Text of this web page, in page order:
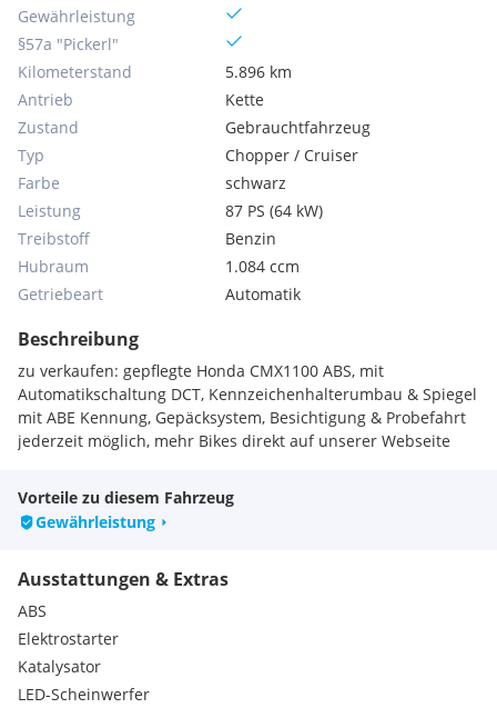
Gewährleistung
§57a "Pickerl"
Kilometerstand
5.896 km
Antrieb
Kette
Zustand
Gebrauchtfahrzeug
Typ
Chopper / Cruiser
Farbe
schwarz
Leistung
87 PS (64 kW)
Treibstoff
Benzin
Hubraum
1.084 ccm
Getriebeart
Automatik
Beschreibung
zu verkaufen: gepflegte Honda CMX1100 ABS, mit
Automatikschaltung DCT, Kennzeichenhalterumbau & Spiegel
mit ABE Kennung, Gepäcksystem, Besichtigung & Probefahrt
jederzeit möglich, mehr Bikes direkt auf unserer Webseite
Vorteile zu diesem Fahrzeug
Gewährleistung
Ausstattungen & Extras
ABS
Elektrostarter
Katalysator
LED-Scheinwerfer